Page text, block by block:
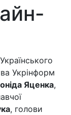
Укрінформ
Яценка,
, голови